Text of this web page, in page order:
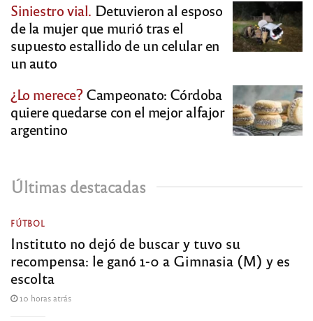
Siniestro vial. Detuvieron al esposo
de la mujer que murió tras el
supuesto estallido de un celular en
un auto
¿Lo merece?Campeonato: Córdoba
quiere quedarse con el mejor alfajor
argentino
Últimas destacadas
FÚTBOL
Instituto no dejó de buscar y tuvo su
recompensa: le ganó 1-0 a Gimnasia (M) y es
escolta
10 horas atrás